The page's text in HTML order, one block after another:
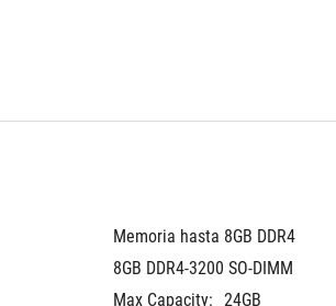
Memoria hasta 8GB DDR4
8GB DDR4-3200 SO-DIMM
Max Capacity: 24GB